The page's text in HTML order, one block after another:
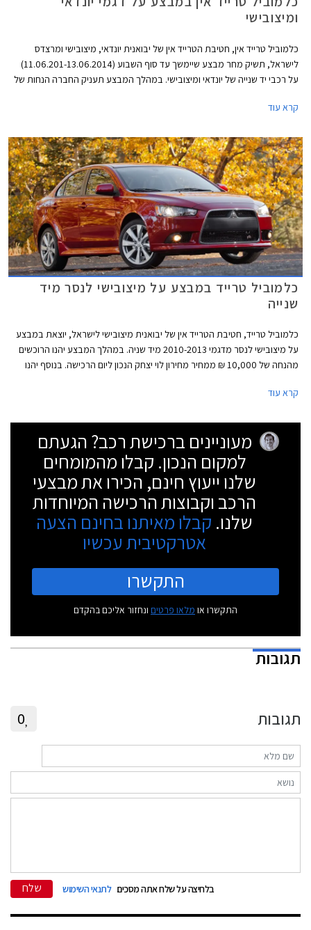
ומיצובישי
כלמוביל טרייד אין, חטיבת הטרייד אין של יבואנית יונדאי, מיצובישי ומרצדס
לישראל, תשיק מחר מבצע שיימשך עד סוף השבוע (11.06.201-13.06.2014)
על רכבי יד שנייה של יונדאי ומיצובישי. במהלך המבצע תעניק החברה הנחות של
קרא עוד
כלמוביל טרייד במבצע על מיצובישי לנסר מיד
שנייה
כלמוביל טרייד, חטיבת הטרייד אין של יבואנית מיצובישי לישראל, יוצאת במבצע
על מיצובישי לנסר מדגמי 2010-2013 מיד שניה. במהלך המבצע יהנו הרוכשים
מהנחה של 10,000 ₪ ממחיר מחירון לוי יצחק הנכון ליום הרכישה. בנוסף יהנו
בהתאם לתנאי המבצע.
קרא עוד
מעוניינים ברכישת רכב? הגעתם
למקום הנכון. קבלו מהמומחים
שלנו ייעוץ חינם, הכירו את מבצעי
הרכב וקבוצות הרכישה המיוחדות
שלנו. קבלו מאיתנו בחינם הצעה
אטרקטיבית עכשיו
התקשרו
התקשרו או מלאו פרטים ונחזור אליכם בהקדם
תגובות
תגובות 0
בלחיצה על שלח אתה מסכים לתנאי השימוש שלח